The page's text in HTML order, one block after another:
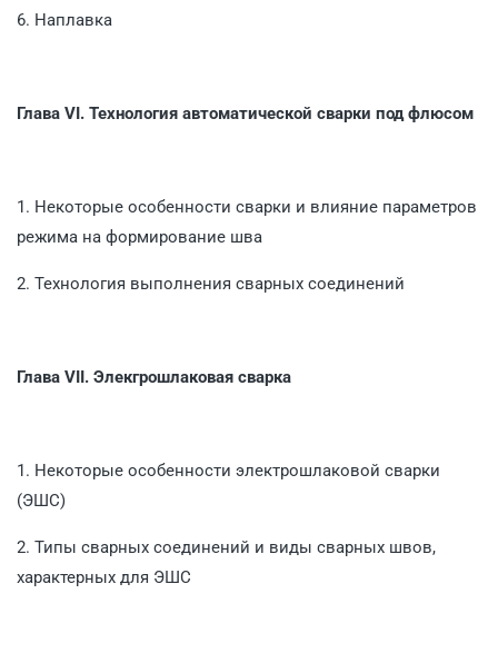
6. Наплавка
Глава VI. Технология автоматической сварки под флюсом
1. Некоторые особенности сварки и влияние параметров
режима на формирование шва
2. Технология выполнения сварных соединений
Глава VII. Элекгрошлаковая сварка
1. Некоторые особенности электрошлаковой сварки
(ЭШС)
2. Типы сварных соединений и виды сварных швов,
характерных для ЭШС